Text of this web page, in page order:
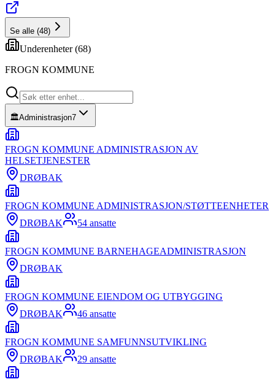
Se alle (48)
Underenheter (68)
FROGN KOMMUNE
🏛️Administrasjon7
FROGN KOMMUNE ADMINISTRASJON AV
HELSETJENESTER
DRØBAK
FROGN KOMMUNE ADMINISTRASJON/STØTTEENHETER
DRØBAK
54 ansatte
FROGN KOMMUNE BARNEHAGEADMINISTRASJON
DRØBAK
FROGN KOMMUNE EIENDOM OG UTBYGGING
DRØBAK
46 ansatte
FROGN KOMMUNE SAMFUNNSUTVIKLING
DRØBAK
29 ansatte